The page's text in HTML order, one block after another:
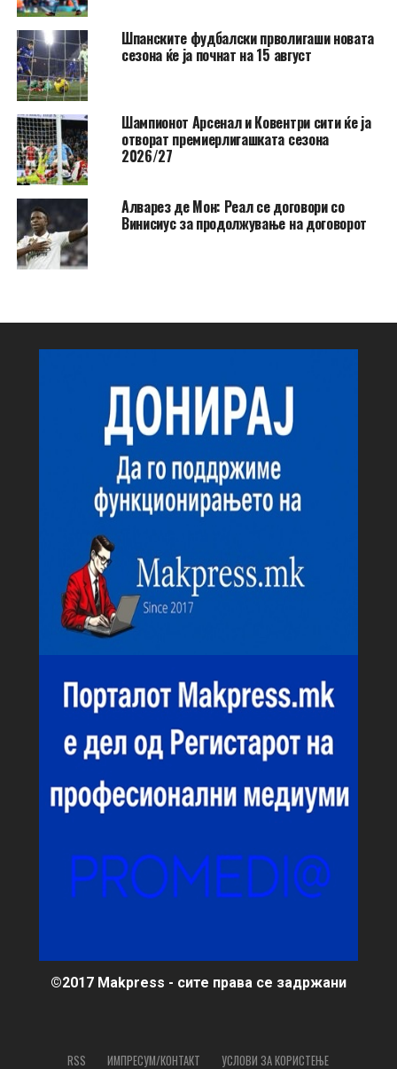
Шпанските фудбалски прволигаши новата
сезона ќе ја почнат на 15 август
Шампионот Арсенал и Ковентри сити ќе ја
отворат премиерлигашката сезона
2026/27
Алварез де Мон: Реал се договори со
Винисиус за продолжување на договорот
©2017 Makpress - сите права се задржани
RSS ИМПРЕСУМ/КОНТАКТ УСЛОВИ ЗА КОРИСТЕЊЕ